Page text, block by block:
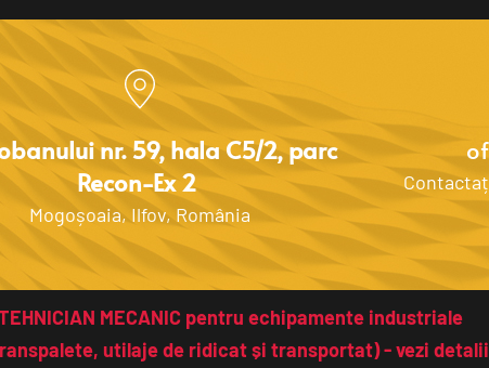
nr. 59, hala C5/2, parc
Recon-Ex 2
Mogoșoaia, Ilfov, România
MECANIC pentru echipamente industriale
utilaje de ridicat și transportat) - vezi detalii